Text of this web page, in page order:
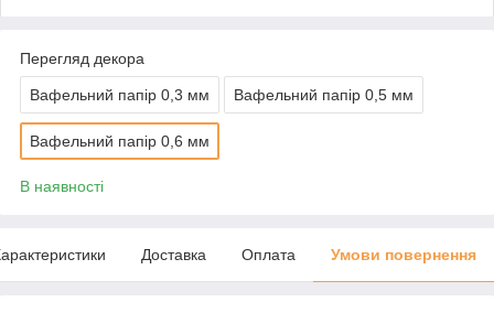
Перегляд декора
Вафельний папір 0,3 мм Вафельний папір 0,5 мм
Вафельний папір 0,6 мм
В наявності
Доставка Оплата Умови повернення